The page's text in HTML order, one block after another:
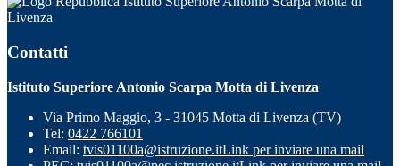
Livenza
Contatti
Istituto Superiore Antonio Scarpa Motta di Livenza
Via Primo Maggio, 3 - 31045 Motta di Livenza (TV)
Tel: 0422 766101
Email: tvis01100a@istruzione.itLink per inviare una mail